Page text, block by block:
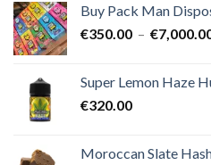
Buy Pack Man
€350.00 – €
Super Lemon Haze
€320.00
Moroccan Slate